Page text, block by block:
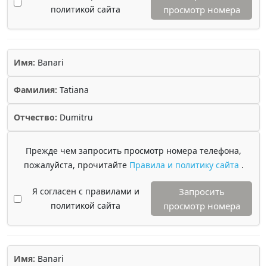
политикой сайта
просмотр номера
Имя: Banari
Фамилия: Tatiana
Отчество: Dumitru
Прежде чем запросить просмотр номера телефона,
пожалуйста, прочитайте Правила и политику сайта .
Я согласен с правилами и
политикой сайта
Запросить
просмотр номера
Имя: Banari